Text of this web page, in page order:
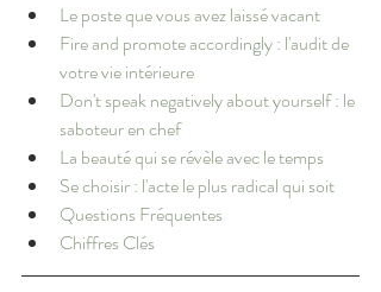
Le poste que vous avez laissé vacant
Fire and promote accordingly : l'audit de
votre vie intérieure
Don't speak negatively about yourself : le
saboteur en chef
La beauté qui se révèle avec le temps
Se choisir : l'acte le plus radical qui soit
Questions Fréquentes
Chiffres Clés